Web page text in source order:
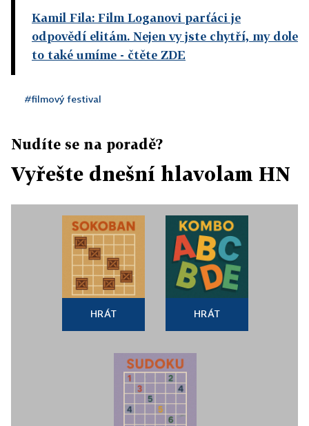
Kamil Fila: Film Loganovi parťáci je
odpovědí elitám. Nejen vy jste chytří, my dole
to také umíme - čtěte ZDE
#filmový festival
Nudíte se na poradě?
Vyřešte dnešní hlavolam HN
HRÁT HRÁT